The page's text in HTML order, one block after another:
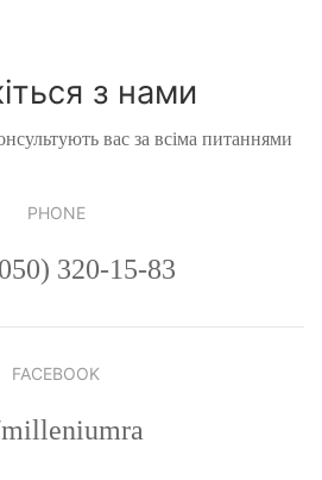
з нами
вас за всіма питаннями
PHONE
320-15-83
FACEBOOK